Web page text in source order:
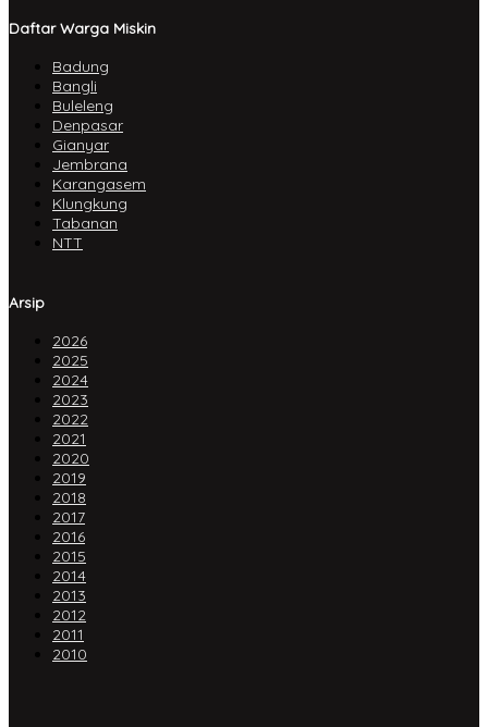
Daftar Warga Miskin
Badung
Bangli
Buleleng
Denpasar
Gianyar
Jembrana
Karangasem
Klungkung
Tabanan
NTT
Arsip
2026
2025
2024
2023
2022
2021
2020
2019
2018
2017
2016
2015
2014
2013
2012
2011
2010